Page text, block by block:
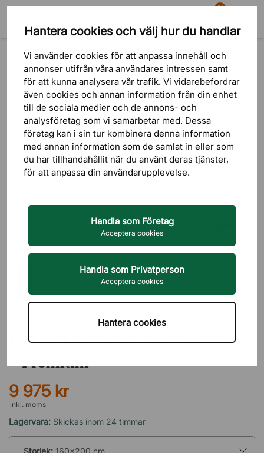
Hantera cookies och välj hur du handlar
Vi använder cookies för att anpassa innehåll och
annonser utifrån våra användares intressen samt
för att kunna analysera vår trafik. Vi vidarebefordrar
även cookies och annan information från din enhet
till de sociala medier och de annons- och
analysföretag som vi samarbetar med. Dessa
företag kan i sin tur kombinera denna information
med annan information som de samlat in eller som
du har tillhandahållit när du använt deras tjänster,
för att anpassa din användarupplevelse.
Handla som Företag
Acceptera cookies
Handla som Privatperson
Acceptera cookies
Hantera cookies
Sök
81
Varukorg Meny
53 omdömen
Höj och sänkbart hörnskrivbord
- Premium
9 975 kr
inkl. moms
Lagervara: Skickas inom 24 timmar
Storlek: 160x200 cm